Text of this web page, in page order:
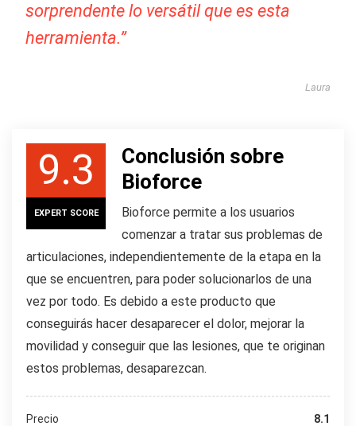
sorprendente lo versátil que es esta
herramienta.”
Laura
9.3
EXPERT SCORE
Conclusión sobre
Bioforce
Bioforce permite a los usuarios
comenzar a tratar sus problemas de
articulaciones, independientemente de la etapa en la
que se encuentren, para poder solucionarlos de una
vez por todo. Es debido a este producto que
conseguirás hacer desaparecer el dolor, mejorar la
movilidad y conseguir que las lesiones, que te originan
estos problemas, desaparezcan.
Precio 8.1